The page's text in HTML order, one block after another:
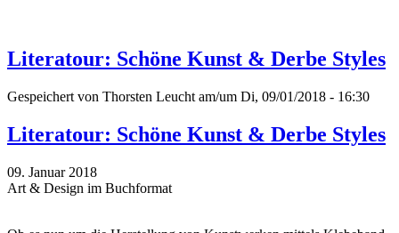
Literatour: Schöne Kunst & Derbe Styles
Gespeichert von Thorsten Leucht am/um Di, 09/01/2018 - 16:30
Literatour: Schöne Kunst & Derbe Styles
09. Januar 2018
Art & Design im Buchformat